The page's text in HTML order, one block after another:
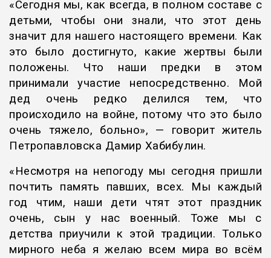
«Сегодня мы, как всегда, в полном составе с
детьми, чтобы они знали, что этот день
значит для нашего настоящего времени. Как
это было достигнуто, какие жертвы были
положены. Что наши предки в этом
принимали участие непосредственно. Мой
дед очень редко делился тем, что
происходило на войне, потому что это было
очень тяжело, больно», — говорит житель
Петропавловска Дамир Хабибулин.
«Несмотря на непогоду мы сегодня пришли
почтить память павших, всех. Мы каждый
год чтим, наши дети чтят этот праздник
очень, сын у нас военный. Тоже мы с
детства приучили к этой традиции. Только
мирного неба я желаю всем мира во всём